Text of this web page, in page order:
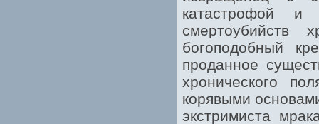
катастрофой и
смертоубийств
богоподобный
проданное
хронического
корявыми
экстримиста